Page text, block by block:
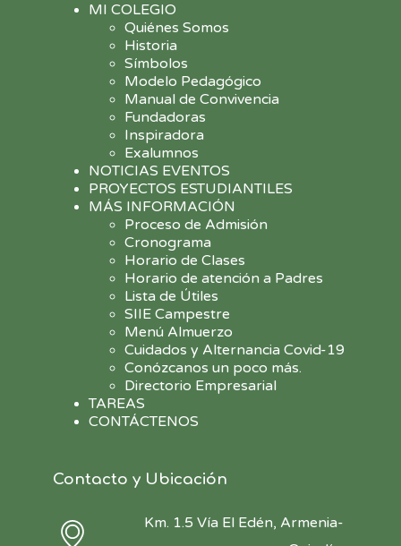
MI COLEGIO
Quiénes Somos
Historia
Símbolos
Modelo Pedagógico
Manual de Convivencia
Fundadoras
Inspiradora
Exalumnos
NOTICIAS EVENTOS
PROYECTOS ESTUDIANTILES
MÁS INFORMACIÓN
Proceso de Admisión
Cronograma
Horario de Clases
Horario de atención a Padres
Lista de Útiles
SIIE Campestre
Menú Almuerzo
Cuidados y Alternancia Covid-19
Conózcanos un poco más.
Directorio Empresarial
TAREAS
CONTÁCTENOS
Contacto y Ubicación
Km. 1.5 Vía El Edén, Armenia-